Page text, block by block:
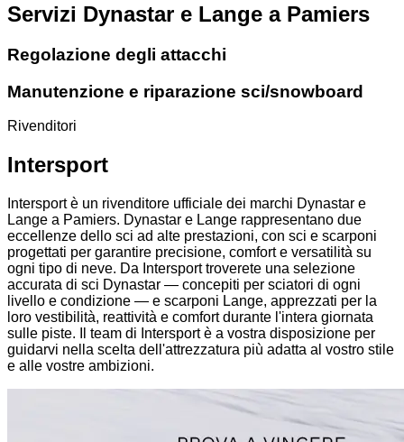
Servizi Dynastar e Lange a Pamiers
Regolazione degli attacchi
Manutenzione e riparazione sci/snowboard
Rivenditori
Intersport
Intersport è un rivenditore ufficiale dei marchi Dynastar e
Lange a Pamiers. Dynastar e Lange rappresentano due
eccellenze dello sci ad alte prestazioni, con sci e scarponi
progettati per garantire precisione, comfort e versatilità su
ogni tipo di neve. Da Intersport troverete una selezione
accurata di sci Dynastar — concepiti per sciatori di ogni
livello e condizione — e scarponi Lange, apprezzati per la
loro vestibilità, reattività e comfort durante l'intera giornata
sulle piste. Il team di Intersport è a vostra disposizione per
guidarvi nella scelta dell'attrezzatura più adatta al vostro stile
e alle vostre ambizioni.